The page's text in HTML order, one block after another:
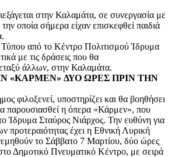
στην Καλαμάτα, σε συνεργασία με
οποία σήμερα είχαν επισκεφθεί παιδιά
Τύπου από το Κέντρο Πολιτισμού Ίδρυμα
με τις δράσεις που θα
άλλων, στην Καλαμάτα.
«ΚΑΡΜΕΝ» ΔΥΟ ΩΡΕΣ ΠΡΙΝ ΤΗΝ
φιλοξενεί, υποστηρίζει και θα βοηθήσει
παρουσιασθεί η όπερα «Κάρμεν», που
Ίδρυμα Σταύρος Νιάρχος. Την ευθύνη για
προτεραιότητας έχει η Εθνική Λυρική
το Σάββατο 7 Μαρτίου, δύο ώρες
Δημοτικό Πνευματικό Κέντρο, με σειρά